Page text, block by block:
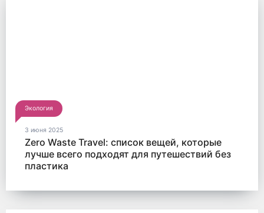
Экология
3 июня 2025
Zero Waste Travel: список вещей, которые
лучше всего подходят для путешествий без
пластика